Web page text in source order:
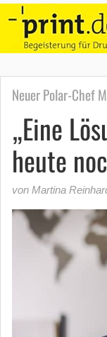
Neuer Polar-Chef
„Eine
heute
von Martina